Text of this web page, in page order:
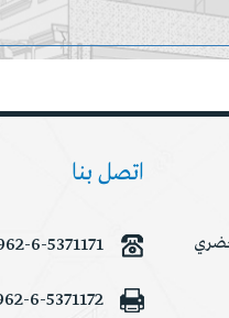
اتصل بنا
6-5371171
6-5371172